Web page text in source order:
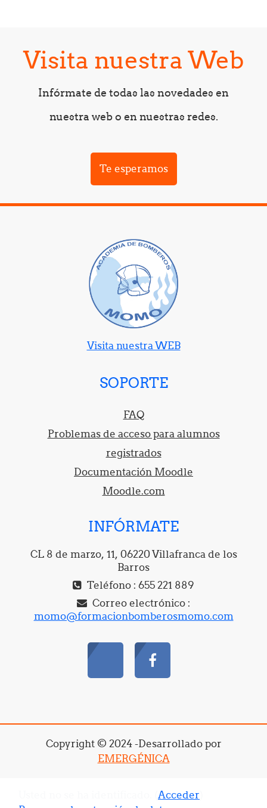
Visita nuestra Web
Infórmate de todas las novedades en
nuestra web o en nuestras redes.
Te esperamos
Visita nuestra WEB
SOPORTE
FAQ
Problemas de acceso para alumnos
registrados
Documentación Moodle
Moodle.com
INFÓRMATE
CL 8 de marzo, 11, 06220 Villafranca de los
Barros
Teléfono : 655 221 889
Correo electrónico :
momo@formacionbomberosmomo.com
Copyright © 2024 -Desarrollado por
EMERGÉNICA
Acceder